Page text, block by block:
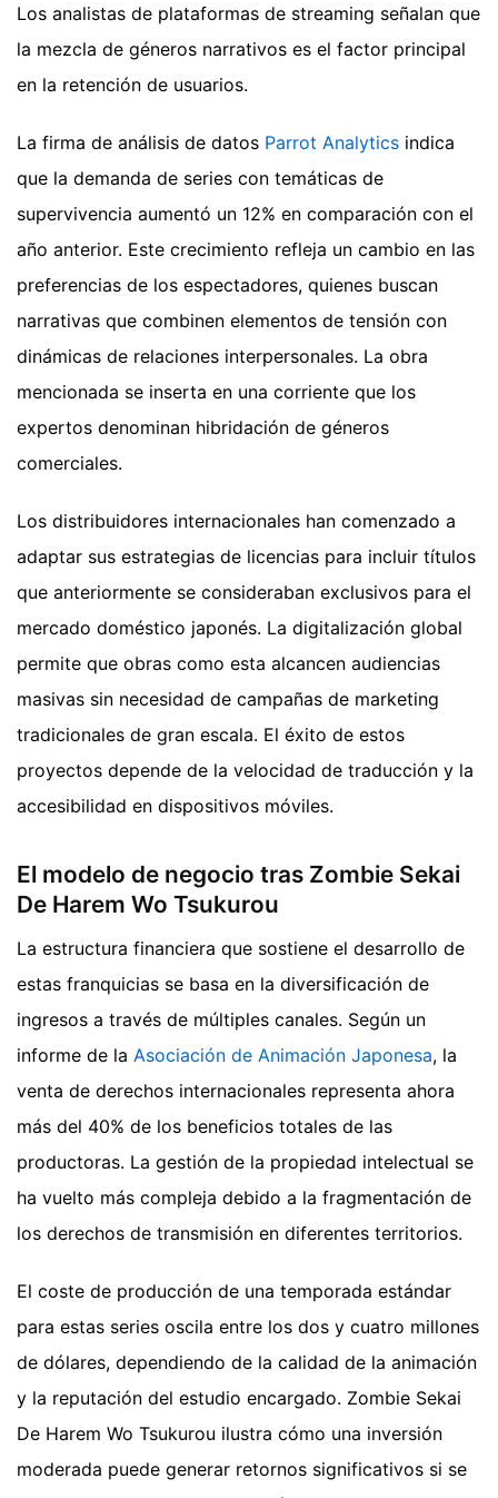
Los analistas de plataformas de streaming señalan que
la mezcla de géneros narrativos es el factor principal
en la retención de usuarios.
La firma de análisis de datos Parrot Analytics indica
que la demanda de series con temáticas de
supervivencia aumentó un 12% en comparación con el
año anterior. Este crecimiento refleja un cambio en las
preferencias de los espectadores, quienes buscan
narrativas que combinen elementos de tensión con
dinámicas de relaciones interpersonales. La obra
mencionada se inserta en una corriente que los
expertos denominan hibridación de géneros
comerciales.
Los distribuidores internacionales han comenzado a
adaptar sus estrategias de licencias para incluir títulos
que anteriormente se consideraban exclusivos para el
mercado doméstico japonés. La digitalización global
permite que obras como esta alcancen audiencias
masivas sin necesidad de campañas de marketing
tradicionales de gran escala. El éxito de estos
proyectos depende de la velocidad de traducción y la
accesibilidad en dispositivos móviles.
El modelo de negocio tras Zombie Sekai
De Harem Wo Tsukurou
La estructura financiera que sostiene el desarrollo de
estas franquicias se basa en la diversificación de
ingresos a través de múltiples canales. Según un
informe de la Asociación de Animación Japonesa, la
venta de derechos internacionales representa ahora
más del 40% de los beneficios totales de las
productoras. La gestión de la propiedad intelectual se
ha vuelto más compleja debido a la fragmentación de
los derechos de transmisión en diferentes territorios.
El coste de producción de una temporada estándar
para estas series oscila entre los dos y cuatro millones
de dólares, dependiendo de la calidad de la animación
y la reputación del estudio encargado. Zombie Sekai
De Harem Wo Tsukurou ilustra cómo una inversión
moderada puede generar retornos significativos si se